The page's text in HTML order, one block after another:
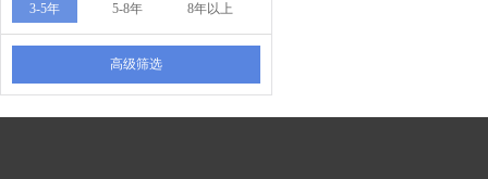
3-5年 5-8年 8年以上
高级筛选